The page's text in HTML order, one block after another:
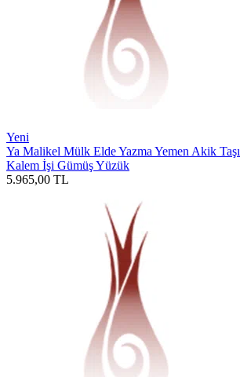
Yeni
Ya Malikel Mülk Elde Yazma Yemen Akik Taşı
Kalem İşi Gümüş Yüzük
5.965,00 TL